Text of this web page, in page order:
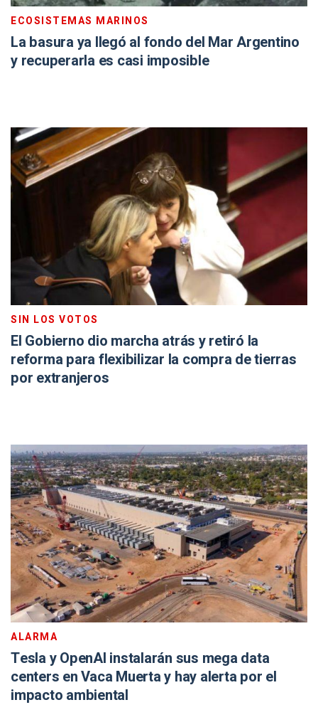
ECOSISTEMAS MARINOS
La basura ya llegó al fondo del Mar Argentino
y recuperarla es casi imposible
SIN LOS VOTOS
El Gobierno dio marcha atrás y retiró la
reforma para flexibilizar la compra de tierras
por extranjeros
ALARMA
Tesla y OpenAI instalarán sus mega data
centers en Vaca Muerta y hay alerta por el
impacto ambiental